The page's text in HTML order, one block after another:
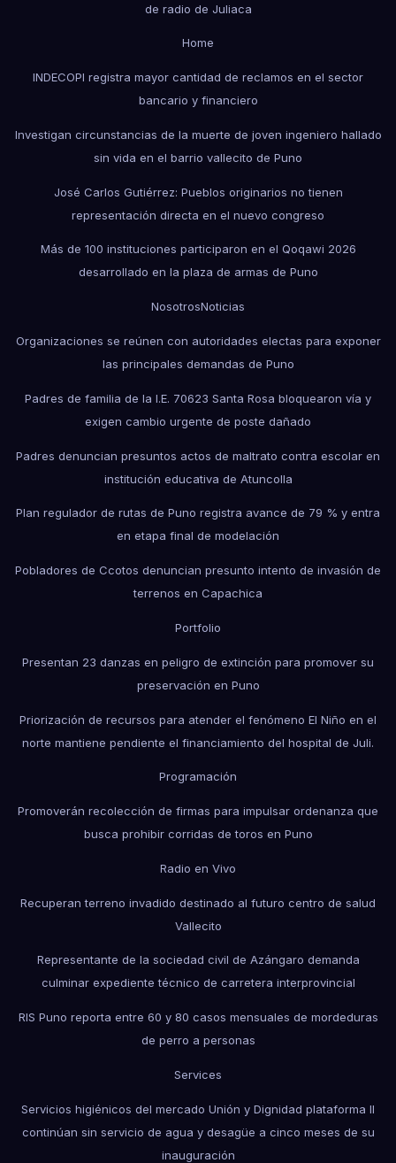
de radio de Juliaca
Home
INDECOPI registra mayor cantidad de reclamos en el sector
bancario y financiero
Investigan circunstancias de la muerte de joven ingeniero hallado
sin vida en el barrio vallecito de Puno
José Carlos Gutiérrez: Pueblos originarios no tienen
representación directa en el nuevo congreso
Más de 100 instituciones participaron en el Qoqawi 2026
desarrollado en la plaza de armas de Puno
NosotrosNoticias
Organizaciones se reúnen con autoridades electas para exponer
las principales demandas de Puno
Padres de familia de la I.E. 70623 Santa Rosa bloquearon vía y
exigen cambio urgente de poste dañado
Padres denuncian presuntos actos de maltrato contra escolar en
institución educativa de Atuncolla
Plan regulador de rutas de Puno registra avance de 79 % y entra
en etapa final de modelación
Pobladores de Ccotos denuncian presunto intento de invasión de
terrenos en Capachica
Portfolio
Presentan 23 danzas en peligro de extinción para promover su
preservación en Puno
Priorización de recursos para atender el fenómeno El Niño en el
norte mantiene pendiente el financiamiento del hospital de Juli.
Programación
Promoverán recolección de firmas para impulsar ordenanza que
busca prohibir corridas de toros en Puno
Radio en Vivo
Recuperan terreno invadido destinado al futuro centro de salud
Vallecito
Representante de la sociedad civil de Azángaro demanda
culminar expediente técnico de carretera interprovincial
RIS Puno reporta entre 60 y 80 casos mensuales de mordeduras
de perro a personas
Services
Servicios higiénicos del mercado Unión y Dignidad plataforma II
continúan sin servicio de agua y desagüe a cinco meses de su
inauguración